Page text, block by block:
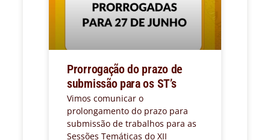
Prorrogação do prazo de
submissão para os ST’s
Vimos comunicar o
prolongamento do prazo para
submissão de trabalhos para as
Sessões Temáticas do XII